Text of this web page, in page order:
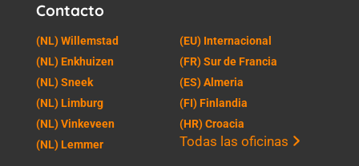
Contacto
(NL) Willemstad
(NL) Enkhuizen
(NL) Sneek
(NL) Limburg
(NL) Vinkeveen
(NL) Lemmer
(EU) Internacional
(FR) Sur de Francia
(ES) Almeria
(FI) Finlandia
(HR) Croacia
Todas las oficinas